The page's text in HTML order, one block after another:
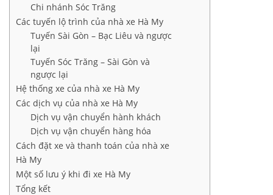
Chi nhánh Sóc Trăng
Các tuyến lộ trình của nhà xe Hà My
Tuyến Sài Gòn – Bạc Liêu và ngược
lại
Tuyến Sóc Trăng – Sài Gòn và
ngược lại
Hệ thống xe của nhà xe Hà My
Các dịch vụ của nhà xe Hà My
Dịch vụ vận chuyển hành khách
Dịch vụ vận chuyển hàng hóa
Cách đặt xe và thanh toán của nhà xe
Hà My
Một số lưu ý khi đi xe Hà My
Tổng kết